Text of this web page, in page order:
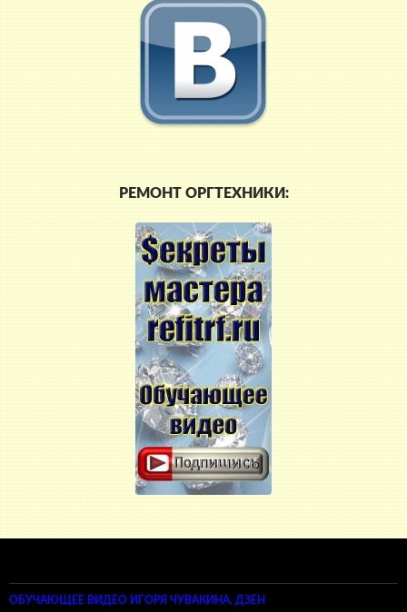
РЕМОНТ ОРГТЕХНИКИ:
ОБУЧАЮЩЕЕ ВИДЕО ИГОРЯ ЧУВАКИНА. ДЗЕН